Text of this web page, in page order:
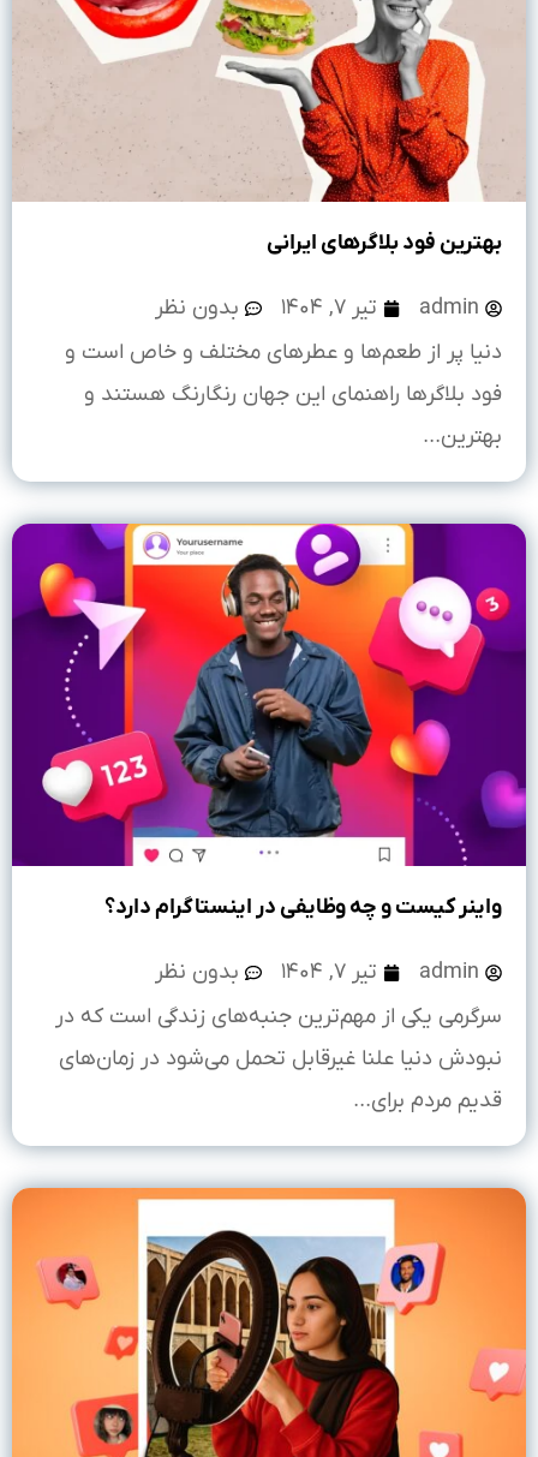
بهترین فود بلاگرهای ایرانی
admin تیر ۷, ۱۴۰۴
بدون نظر
دنیا پر از طعم‌ها و عطرهای مختلف و خاص است و
فود بلاگرها راهنمای این جهان رنگارنگ هستند و
بهترین...
واینر کیست و چه وظایفی در اینستاگرام دارد؟
admin تیر ۷, ۱۴۰۴
بدون نظر
سرگرمی یکی از مهم‌ترین جنبه‌های زندگی است که در
نبودش دنیا علنا غیرقابل تحمل می‌شود در زمان‌های
قدیم مردم برای...